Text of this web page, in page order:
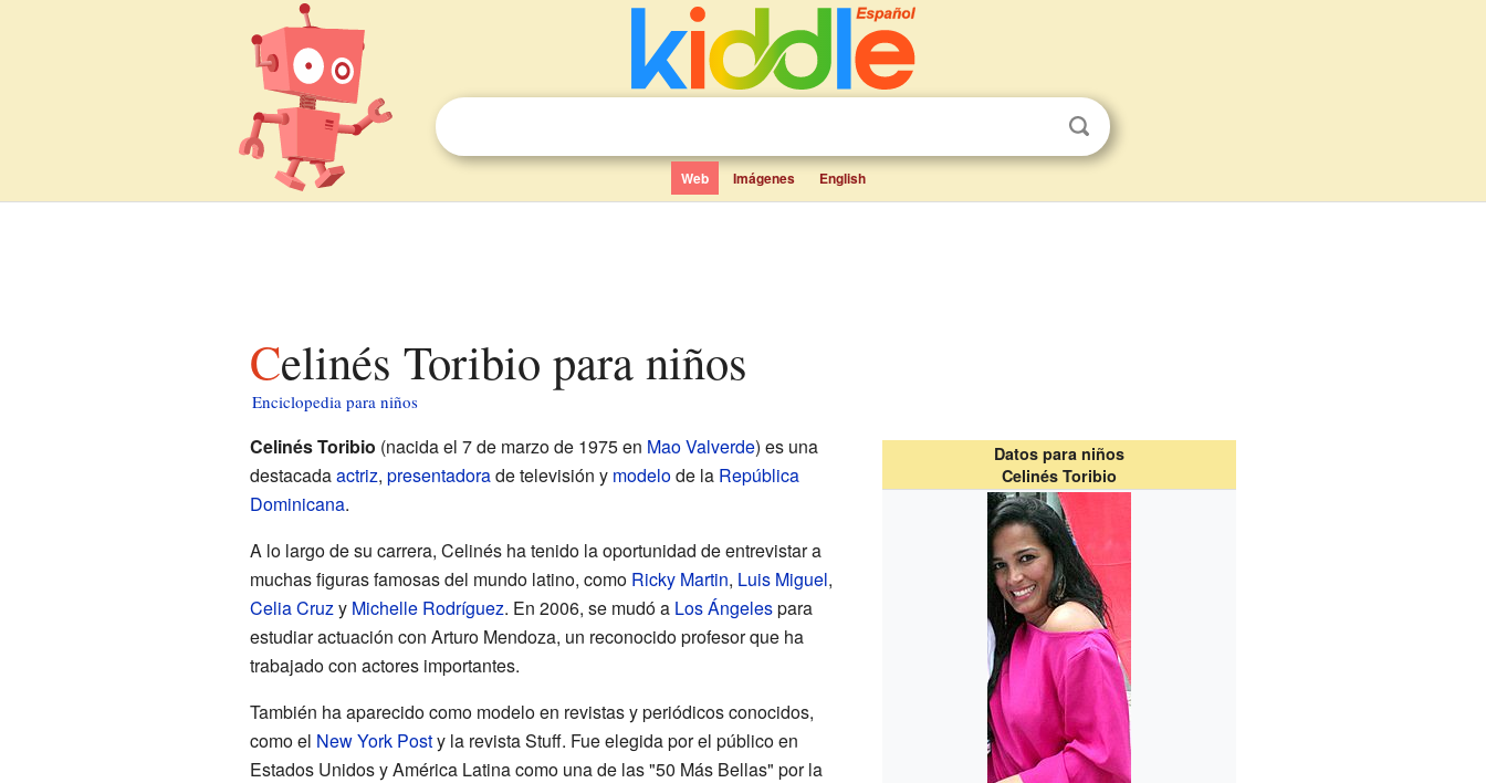
Web Imágenes English
Celinés Toribio para niños
Enciclopedia para niños
Datos para niños
Celinés Toribio
Celinés Toribio (nacida el 7 de marzo de 1975 en Mao Valverde) es una
destacadaactriz, presentadorade televisión y modelode la República
Dominicana.
A lo largo de su carrera, Celinés ha tenido la oportunidad de entrevistar a
muchas figuras famosas del mundo latino, como Ricky Martin, Luis Miguel,
Celia Cruzy Michelle Rodríguez. En 2006, se mudó a Los Ángelespara
estudiar actuación con Arturo Mendoza, un reconocido profesor que ha
trabajado con actores importantes.
También ha aparecido como modelo en revistas y periódicos conocidos,
como el New York Posty la revista Stuff. Fue elegida por el público en
Estados Unidos y América Latina como una de las "50 Más Bellas" por la